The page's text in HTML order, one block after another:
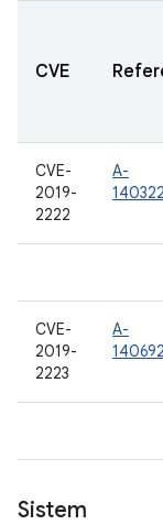
CVE
CVE-
2019-
2222
A-
CVE-
2019-
2223
A-
Sistem